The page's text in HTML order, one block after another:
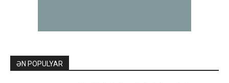
ƏN POPULYAR